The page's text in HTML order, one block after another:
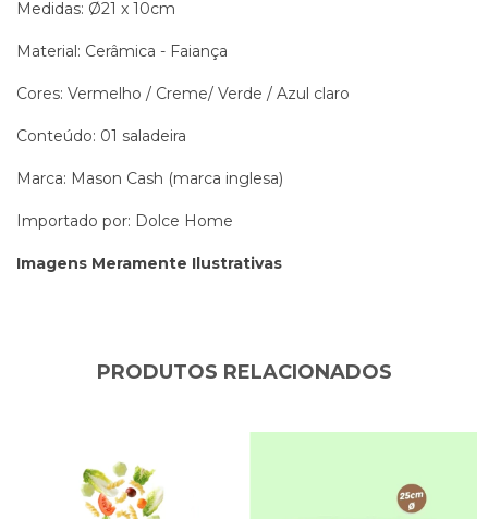
Medidas: Ø21 x 10cm
Material: Cerâmica - Faiança
Cores: Vermelho / Creme/ Verde / Azul claro
Conteúdo: 01 saladeira
Marca: Mason Cash (marca inglesa)
Importado por: Dolce Home
Imagens Meramente Ilustrativas
PRODUTOS RELACIONADOS